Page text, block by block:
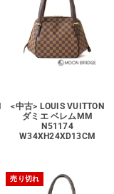
<中古> LOUIS VUITTON
ダミエ ベレムMM
N51174
W34XH24XD13CM
売り切れ